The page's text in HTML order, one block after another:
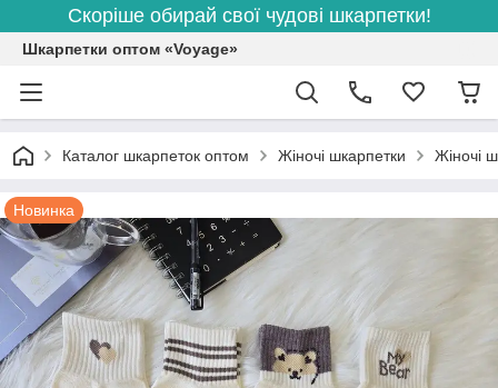
Скоріше обирай свої чудові шкарпетки!
Шкарпетки оптом «Voyage»
Каталог шкарпеток оптом Жіночі шкарпетки Жіночі
Новинка